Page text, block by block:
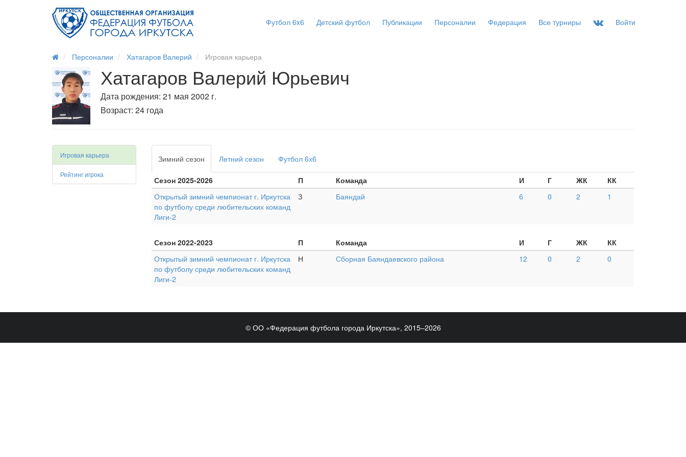
Футбол 6x6 Детский футбол Публикации Персоналии Федерация Все турниры Войти
Персоналии Хатагаров Валерий Игровая карьера
Хатагаров Валерий Юрьевич
Дата рождения: 21 мая 2002 г.
Возраст: 24 года
Игровая карьера
Рейтинг игрока
Зимний сезон Летний сезон Футбол 6х6
Сезон 2025-2026 П Команда И Г ЖК
КК
Открытый зимний чемпионат г. Иркутска
по футболу среди любительских команд
Лиги-2
З Баяндай 6 0 2 1
Сезон 2022-2023 П Команда И Г ЖК
КК
Открытый зимний чемпионат г. Иркутска
по футболу среди любительских команд
Лиги-2
Н Сборная Баяндаевского района 12 0 2 0
© ОО «Федерация футбола города Иркутска», 2015–2026